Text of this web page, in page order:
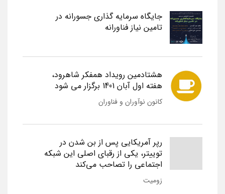
جایگاه سرمایه گذاری جسورانه در
تامین نیاز فناورانه
هشتادمین رویداد همفکر شاهرود،
هفته اول آبان 1401 برگزار می شود
کانون نوآوران و فناوران
رپر آمریکایی پس از بن شدن در
توییتر، یکی از رقبای اصلی این شبکه
اجتماعی را تصاحب می‌کند
زومیت